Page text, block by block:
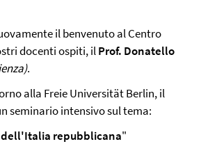
il benvenuto al Centro
docenti ospiti, ilProf. Donatello
).
alla Freie Universität Berlin, il
seminario intensivo sul tema:
dell'Italia repubblicana"